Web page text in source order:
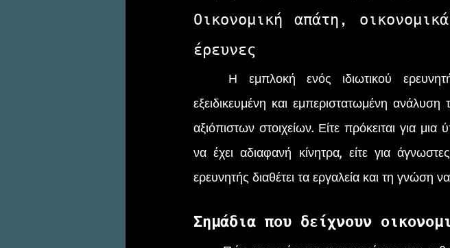
Οικονομική απάτη,
έρευνες
εξειδικευμένη και εμπεριστατωμένη
αξιόπιστων στοιχείων. Είτε πρόκειται για
να έχει αδιαφανή κίνητρα, είτε για
ερευνητής διαθέτει τα εργαλεία και τη γνώση
Σημάδια που δείχνουν